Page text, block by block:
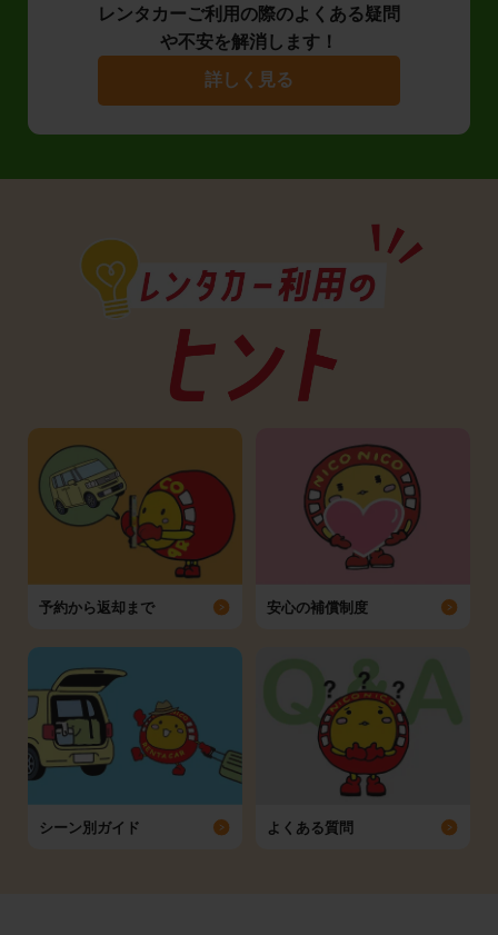
レンタカーご利用の際のよくある疑問
や不安を解消します！
詳しく見る
予約から返却まで 安心の補償制度
シーン別ガイド よくある質問